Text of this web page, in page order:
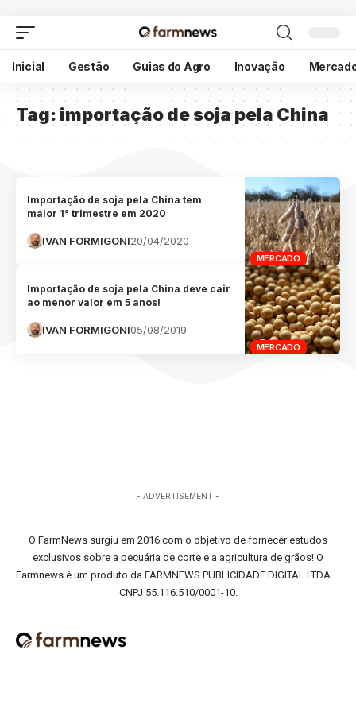
Inicial Gestão Guias do Agro Inovação
Tag: importação de soja pela China
MERCADO
Importação de soja pela China tem
maior 1° trimestre em 2020
IVAN FORMIGONI20/04/2020
MERCADO
Importação de soja pela China deve cair
ao menor valor em 5 anos!
IVAN FORMIGONI05/08/2019
- ADVERTISEMENT -
O FarmNews surgiu em 2016 com o objetivo de fornecer estudos
exclusivos sobre a pecuária de corte e a agricultura de grãos! O
Farmnews é um produto da FARMNEWS PUBLICIDADE DIGITAL LTDA –
CNPJ 55.116.510/0001-10.